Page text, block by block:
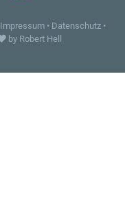
Impressum• Datenschutz•
by Robert Hell